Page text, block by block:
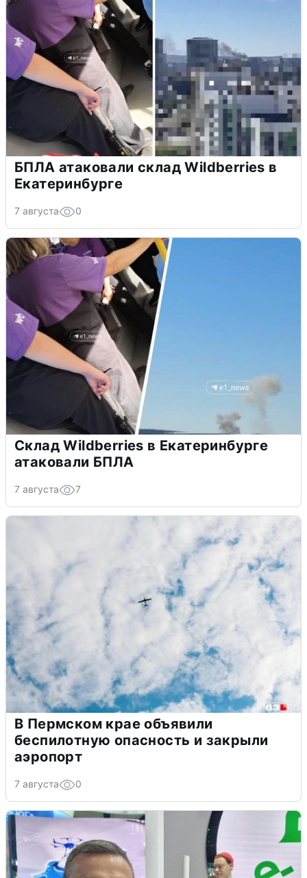
БПЛА атаковали склад Wildberries в
Екатеринбурге
7 августа 0
Склад Wildberries в Екатеринбурге
атаковали БПЛА
7 августа 7
В Пермском крае объявили
беспилотную опасность и закрыли
аэропорт
7 августа 0